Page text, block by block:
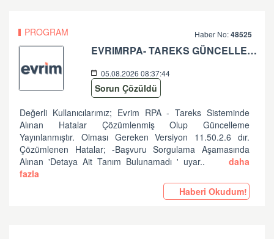
PROGRAM Haber No:48525
EVRIMRPA- TAREKS GÜNCELLEMESI HAKKINDA (V: 11.50.2.6 BU VERSIYONDA EVRIMRPA- TAREKS MODULÜNDE GÜNCELLEME YAPILMIŞTIR. )
05.08.2026 08:37:44
Sorun Çözüldü
Değerli Kullanıcılarımız; Evrim RPA - Tareks Sisteminde
Alınan Hatalar Çözümlenmiş Olup Güncelleme
Yayınlanmıştır. Olması Gereken Versiyon 11.50.2.6 dır.
Çözümlenen Hatalar; -Başvuru Sorgulama Aşamasında
Alınan 'Detaya Ait Tanım Bulunamadı ' uyar..
daha
fazla
Haberi Okudum!